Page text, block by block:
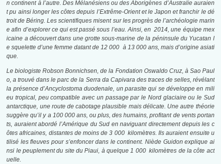
n continent à l’autre. Des Mélanésiens ou des Aborigènes d’Australie auraien
t pu ainsi longer les côtes depuis l’Extrême-Orient et le Japon et franchir le dé
troit de Béring. Les scientifiques misent sur les progrès de l’archéologie marin
e afin d’explorer ce qui est passé sous l’eau. Ainsi, en 2014, une équipe mex
icaine a découvert dans une grotte sous-marine de la péninsule du Yucatan l
e squelette d’une femme datant de 12 000 à 13 000 ans, mais d’origine asiati
que.
Le biologiste Robson Bonnichsen, de la Fondation Oswaldo Cruz, à Sao Paul
o, a trouvé dans le parc de la Serra da Capivara des traces de selles, révélant
la présence d’Ancyclostoma duodenale, un parasite qui se développe en mili
eu tropical, peu compatible avec un passage par le Nord glaciaire ou le Sud
antarctique, une route de cabotage plausible mais délicate. Une autre théorie
suggère qu’il y a 100 000 ans, ou plus, des humains, profitant de vents portan
ts, auraient abordé l’Amérique du Sud en naviguant directement depuis les c
ôtes africaines, distantes de moins de 3 000 kilomètres. Ils auraient ensuite u
tilisé les fleuves pour s’enfoncer dans le continent. Niède Guidon explique ai
nsi le peuplement du site du Piaui, à quelque 1 000 kilomètres de la côte act
uelle.